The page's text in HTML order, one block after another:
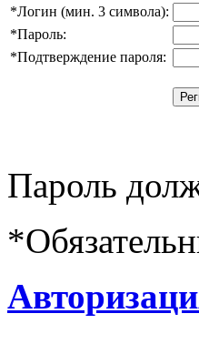
*Логин (мин. 3 символа):
*Пароль:
*Подтверждение пароля:
Пароль
*